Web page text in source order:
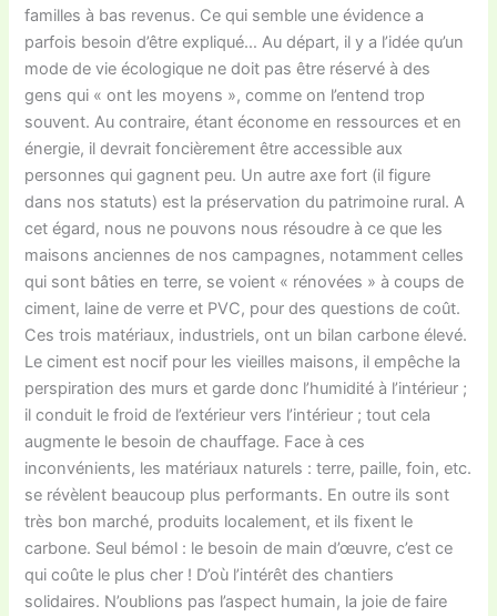
familles à bas revenus. Ce qui semble une évidence a
parfois besoin d’être expliqué… Au départ, il y a l’idée qu’un
mode de vie écologique ne doit pas être réservé à des
gens qui « ont les moyens », comme on l’entend trop
souvent. Au contraire, étant économe en ressources et en
énergie, il devrait foncièrement être accessible aux
personnes qui gagnent peu. Un autre axe fort (il figure
dans nos statuts) est la préservation du patrimoine rural. A
cet égard, nous ne pouvons nous résoudre à ce que les
maisons anciennes de nos campagnes, notamment celles
qui sont bâties en terre, se voient « rénovées » à coups de
ciment, laine de verre et PVC, pour des questions de coût.
Ces trois matériaux, industriels, ont un bilan carbone élevé.
Le ciment est nocif pour les vieilles maisons, il empêche la
perspiration des murs et garde donc l’humidité à l’intérieur ;
il conduit le froid de l’extérieur vers l’intérieur ; tout cela
augmente le besoin de chauffage. Face à ces
inconvénients, les matériaux naturels : terre, paille, foin, etc.
se révèlent beaucoup plus performants. En outre ils sont
très bon marché, produits localement, et ils fixent le
carbone. Seul bémol : le besoin de main d’œuvre, c’est ce
qui coûte le plus cher ! D’où l’intérêt des chantiers
solidaires. N’oublions pas l’aspect humain, la joie de faire